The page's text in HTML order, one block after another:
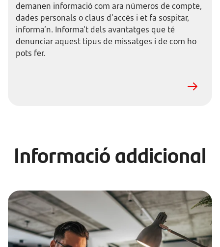
demanen informació com ara números de compte,
dades personals o claus d’accés i et fa sospitar,
informa’n. Informa’t dels avantatges que té
denunciar aquest tipus de missatges i de com ho
pots fer.
Informació addicional